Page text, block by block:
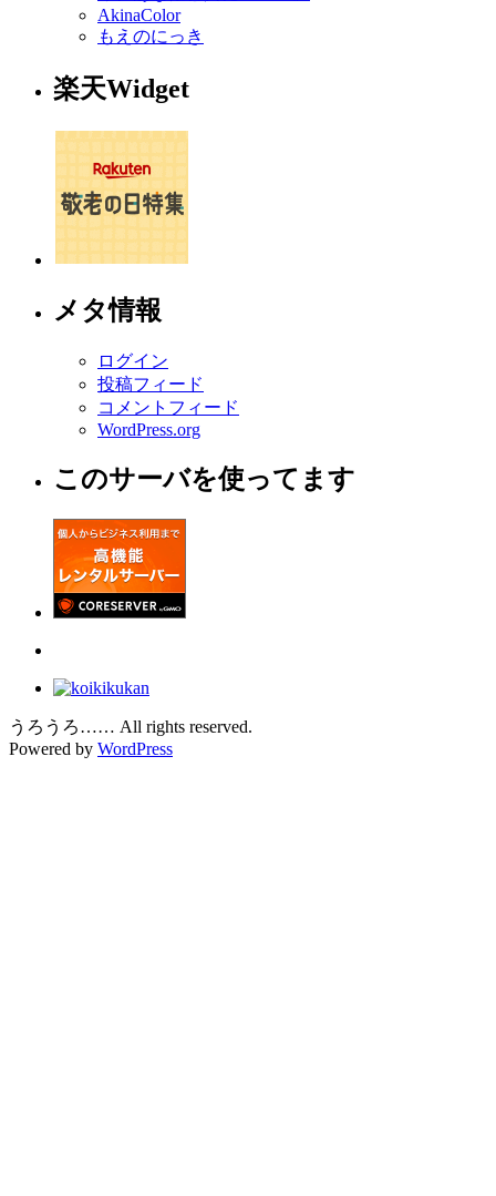
AkinaColor
もえのにっき
楽天Widget
メタ情報
ログイン
投稿フィード
コメントフィード
WordPress.org
このサーバを使ってます
うろうろ…… All rights reserved.
Powered by WordPress